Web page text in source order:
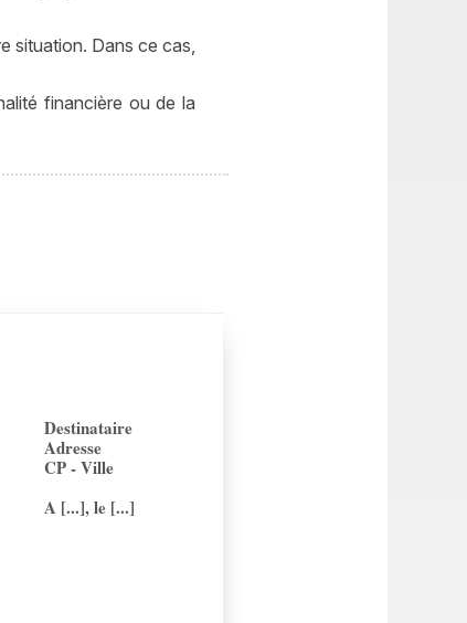
situation. Dans ce cas,
financière ou de la
Destinataire
Adresse
CP - Ville
A [...], le [...]